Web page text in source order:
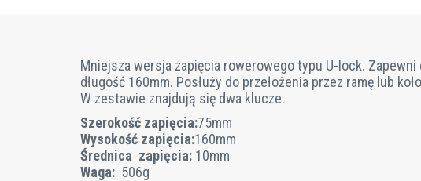
Mniejsza wersja zapięcia rowerowego typu U-lock.
długość 160mm. Posłuży do przełożenia przez ramę lub
W zestawie znajdują się dwa klucze.
Szerokość zapięcia:75mm
Wysokość zapięcia:160mm
Średnica zapięcia: 10mm
Waga: 506g